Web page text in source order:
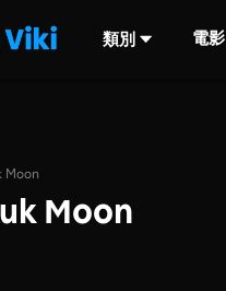
類別 電影
Moon
Moon